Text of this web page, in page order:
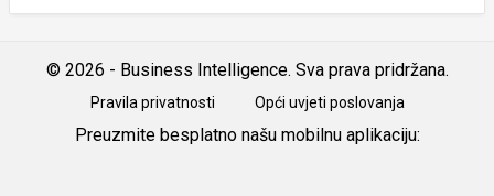
© 2026 - Business Intelligence. Sva prava pridržana.
Pravila privatnosti Opći uvjeti poslovanja
Preuzmite besplatno našu mobilnu aplikaciju: